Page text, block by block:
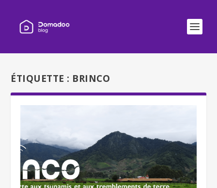
ÉTIQUETTE : BRINCO